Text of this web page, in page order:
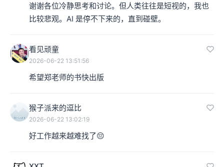
谢谢各位冷静思考和讨论。但人类往往是短视的，我也
比较悲观。AI 是停不下来的，直到碰壁。
看见顽童
2026-06-22 13:51:56
希望郑老师的书快出版
猴子派来的逗比
2026-06-22 13:02:19
好工作越来越难找了😔